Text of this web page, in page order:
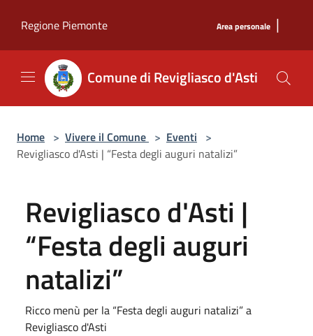
Regione Piemonte
Area personale |
Comune di Revigliasco d'Asti
Home > Vivere il Comune > Eventi >
Revigliasco d'Asti | “Festa degli auguri natalizi”
Revigliasco d'Asti |
“Festa degli auguri
natalizi”
Ricco menù per la “Festa degli auguri natalizi” a
Revigliasco d'Asti